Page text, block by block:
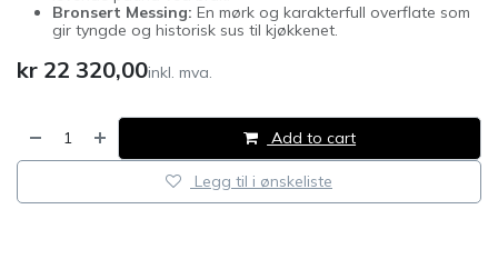
Bronsert Messing: En mørk og karakterfull overflate som
gir tyngde og historisk sus til kjøkkenet.
kr 22 320,00inkl. mva.
Add to cart
Legg til i ønskeliste